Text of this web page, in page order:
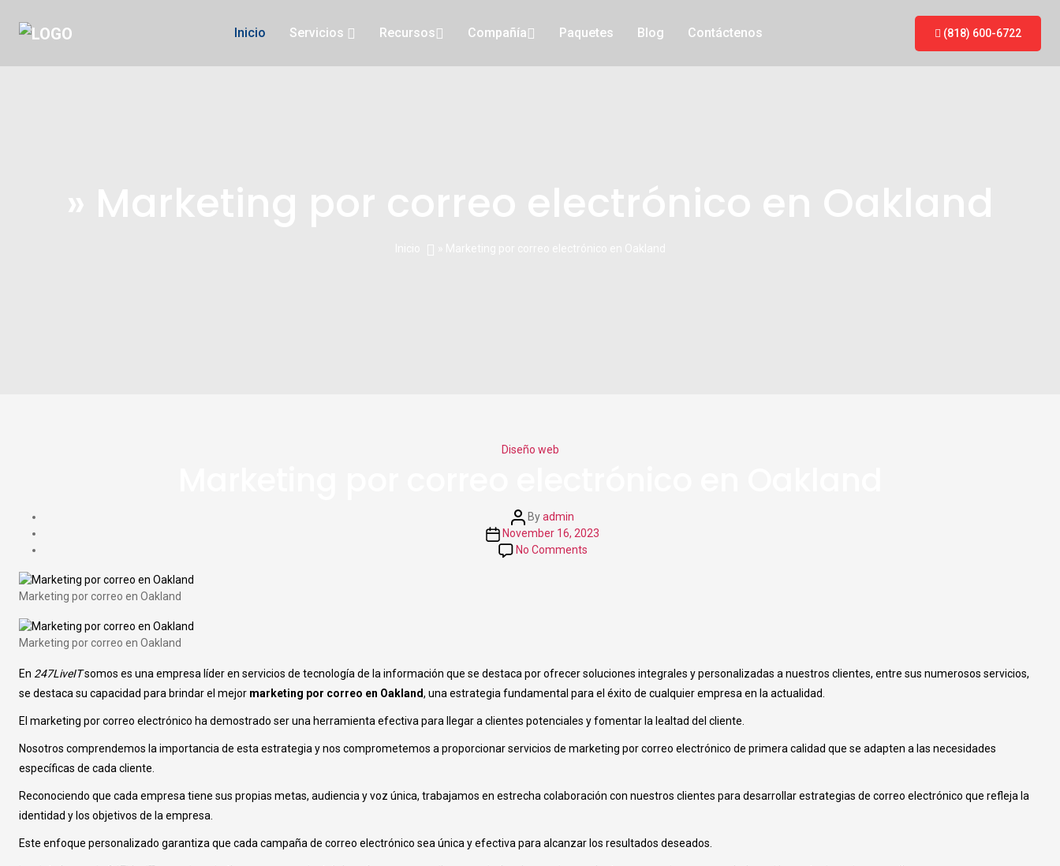
Inicio Servicios Recursos Compañía Paquetes Blog Contáctenos (818) 600-6722
Categories
Diseño web
Post
author
Byadmin
Post
date
November 16, 2023
No Commentson
Marketing por correo en Oakland
Marketing por correo en Oakland
En 247LiveITsomos es una empresa líder en servicios de tecnología de la información que se destaca por ofrecer soluciones integrales y personalizadas a nuestros clientes, entre sus numerosos servicios,
se destaca su capacidad para brindar el mejor marketing por correo en Oakland, una estrategia fundamental para el éxito de cualquier empresa en la actualidad.
El marketing por correo electrónico ha demostrado ser una herramienta efectiva para llegar a clientes potenciales y fomentar la lealtad del cliente.
Nosotros comprendemos la importancia de esta estrategia y nos comprometemos a proporcionar servicios de marketing por correo electrónico de primera calidad que se adapten a las necesidades
específicas de cada cliente.
Reconociendo que cada empresa tiene sus propias metas, audiencia y voz única, trabajamos en estrecha colaboración con nuestros clientes para desarrollar estrategias de correo electrónico que refleja la
identidad y los objetivos de la empresa.
Este enfoque personalizado garantiza que cada campaña de correo electrónico sea única y efectiva para alcanzar los resultados deseados.